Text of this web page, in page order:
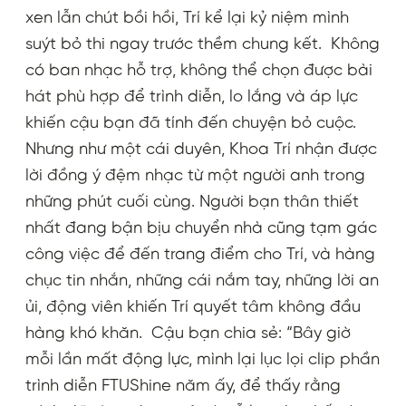
xen lẫn chút bồi hồi, Trí kể lại kỷ niệm mình
suýt bỏ thi ngay trước thềm chung kết. Không
có ban nhạc hỗ trợ, không thể chọn được bài
hát phù hợp để trình diễn, lo lắng và áp lực
khiến cậu bạn đã tính đến chuyện bỏ cuộc.
Nhưng như một cái duyên, Khoa Trí nhận được
lời đồng ý đệm nhạc từ một người anh trong
những phút cuối cùng. Người bạn thân thiết
nhất đang bận bịu chuyển nhà cũng tạm gác
công việc để đến trang điểm cho Trí, và hàng
chục tin nhắn, những cái nắm tay, những lời an
ủi, động viên khiến Trí quyết tâm không đầu
hàng khó khăn. Cậu bạn chia sẻ: “Bây giờ
mỗi lần mất động lực, mình lại lục lọi clip phần
trình diễn FTUShine năm ấy, để thấy rằng